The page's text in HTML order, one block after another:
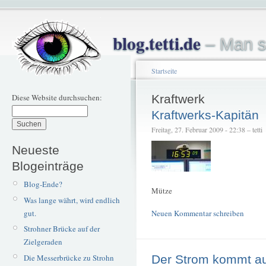
blog.tetti.de– Man
Diese Website durchsuchen:
Neueste
Blogeinträge
Blog-Ende?
Was lange währt, wird endlich
gut.
Strohner Brücke auf der
Zielgeraden
Die Messerbrücke zu Strohn
Startseite
Kraftwerk
Kraftwerks-Kapitän
Freitag, 27. Februar 2009 - 22:38 – tetti
Mütze
Neuen Kommentar schreiben
Der Strom kommt